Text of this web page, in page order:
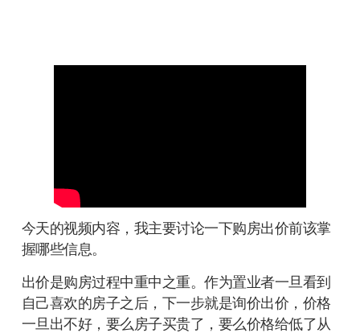
今天的视频内容，我主要讨论一下购房出价前该掌
握哪些信息。
出价是购房过程中重中之重。作为置业者一旦看到
自己喜欢的房子之后，下一步就是询价出价，价格
一旦出不好，要么房子买贵了，要么价格给低了从